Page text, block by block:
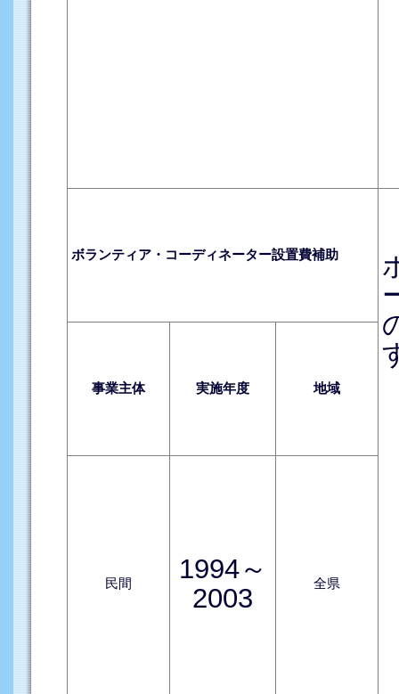
ボランティア・コーディネーター設置費補助
事業主体 実施年度 地域
民間
1994～
2003
全県